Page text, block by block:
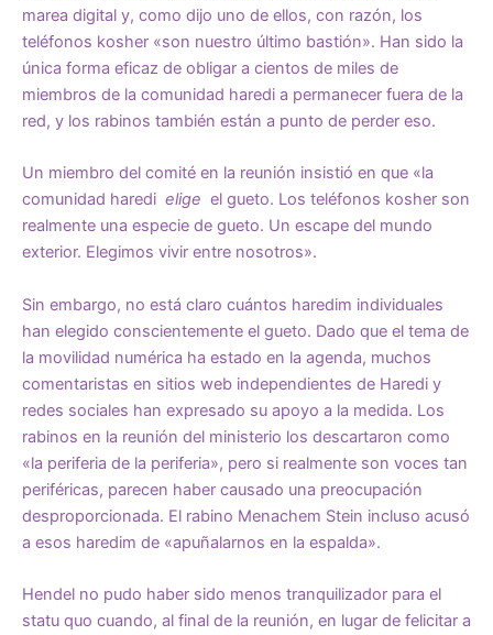
marea digital y, como dijo uno de ellos, con razón, los
teléfonos kosher «son nuestro último bastión». Han sido la
única forma eficaz de obligar a cientos de miles de
miembros de la comunidad haredi a permanecer fuera de la
red, y los rabinos también están a punto de perder eso.
Un miembro del comité en la reunión insistió en que «la
comunidad haredi elige el gueto. Los teléfonos kosher son
realmente una especie de gueto. Un escape del mundo
exterior. Elegimos vivir entre nosotros».
Sin embargo, no está claro cuántos haredim individuales
han elegido conscientemente el gueto. Dado que el tema de
la movilidad numérica ha estado en la agenda, muchos
comentaristas en sitios web independientes de Haredi y
redes sociales han expresado su apoyo a la medida. Los
rabinos en la reunión del ministerio los descartaron como
«la periferia de la periferia», pero si realmente son voces tan
periféricas, parecen haber causado una preocupación
desproporcionada. El rabino Menachem Stein incluso acusó
a esos haredim de «apuñalarnos en la espalda».
Hendel no pudo haber sido menos tranquilizador para el
statu quo cuando, al final de la reunión, en lugar de felicitar a